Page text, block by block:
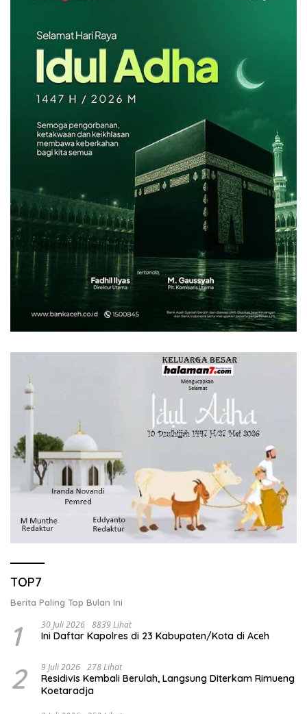
TOP7
Berita Paling Top Bulan Ini
1 30 Juli 2026 8839 Lihat
Ini Daftar Kapolres di 23 Kabupaten/Kota di Aceh
2 9 Juli 2026 278 Lihat
Residivis Kembali Berulah, Langsung Diterkam Rimueng
Koetaradja